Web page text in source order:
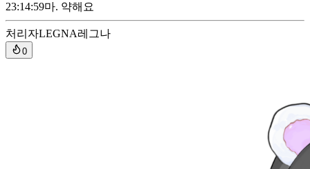
23:14:59마. 약해요
처리자LEGNA레그나
0